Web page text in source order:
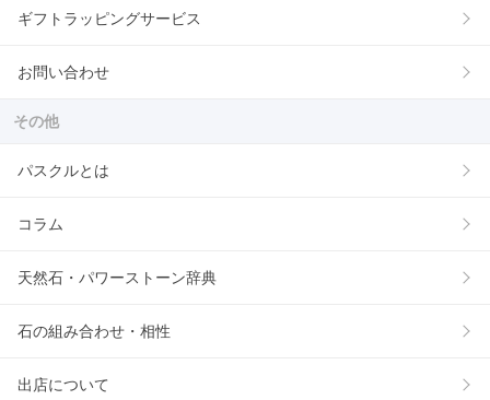
ギフトラッピングサービス
お問い合わせ
その他
パスクルとは
コラム
天然石・パワーストーン辞典
石の組み合わせ・相性
出店について